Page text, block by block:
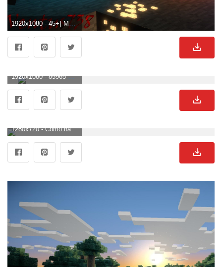
1920x1080 - 45+] Moviendo Fondos de Minecraft. Imágen HD 1080p de Minecraft.
1920x1080 - 85965 Videojuego HD Fondos de pantalla | Imágenes de fondo. Fondo para computadora HD 1080p de Minecraft.
1280x720 - Cómo hacer geniales fondos de pantalla de Minecraft Blog de Minecraft. Imágen HD 720p de Minecraft.